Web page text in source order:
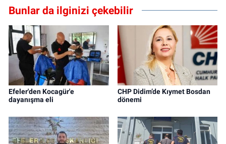
Bunlar da ilginizi çekebilir
Efeler'den Kocagür'e
dayanışma eli
CHP Didim’de Kıymet Bosdan
dönemi